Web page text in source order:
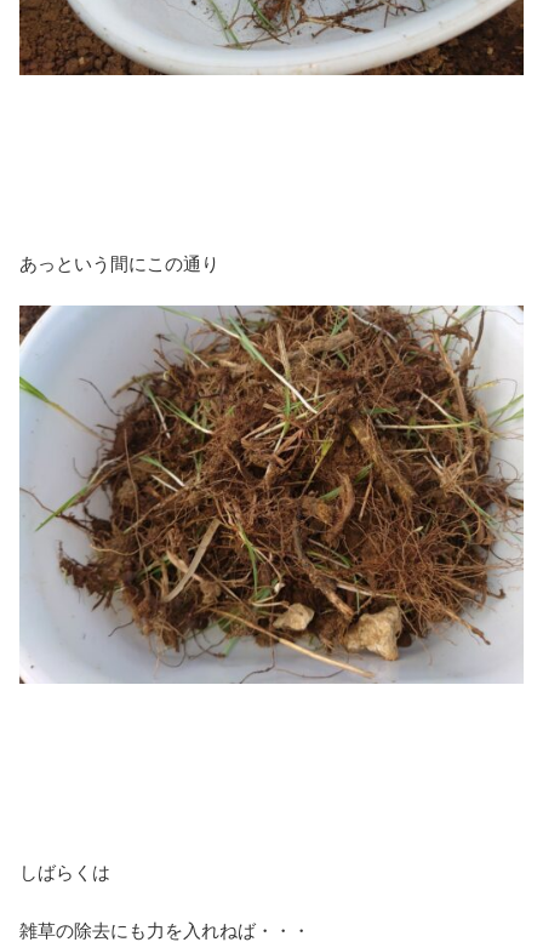
あっという間にこの通り
しばらくは
雑草の除去にも力を入れねば・・・